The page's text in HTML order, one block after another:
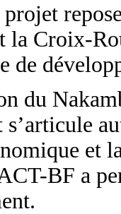
la Croix-
de
du
et
BF a